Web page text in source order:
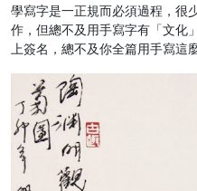
學寫字是一正規而必須過程，很
作，但總不及用手寫字有「文化
上簽名，總不及你全篇用手寫這